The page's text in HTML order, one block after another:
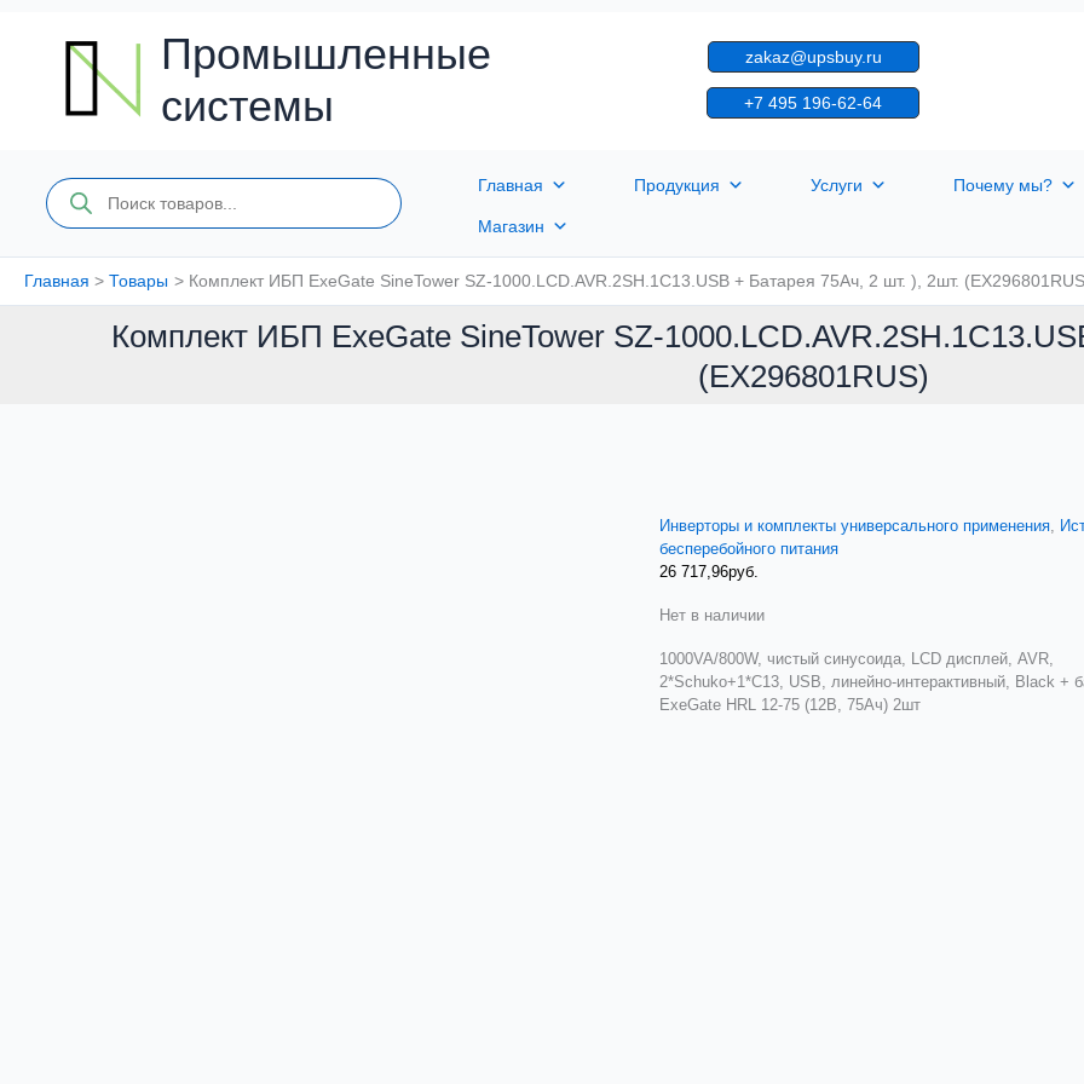
содержимому
Промышленные
системы
zakaz@upsbuy.ru
+7 495 196-62-64
Поиск
товаров
Главная Продукция Услуги Почему мы?
Магазин
Главная Товары Комплект ИБП ExeGate SineTower SZ-1000.LCD.AVR.2SH.1C13.USB + Батарея 75Aч, 2 шт. ), 2шт.
Комплект ИБП ExeGate SineTower SZ-
(EX296801RUS)
Инверторы и комплекты универсального применения,
бесперебойного питания
26 717,96руб.
Нет в наличии
1000VA/800W, чистый синусоида, LCD дисплей, AVR,
2*Schuko+1*C13, USB, линейно-интерактивный, Black +
ExeGate HRL 12-75 (12В, 75Ач) 2шт